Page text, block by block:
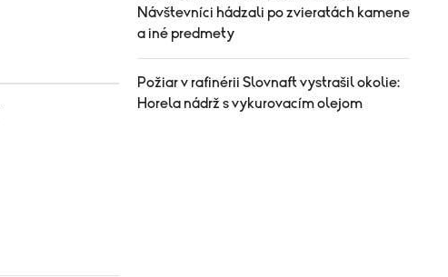
Návštevníci hádzali po zvieratách kamene
a iné predmety
Požiar v rafinérii Slovnaft vystrašil okolie:
Horela nádrž s vykurovacím olejom